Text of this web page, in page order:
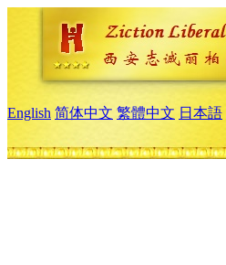
English 简体中文 繁體中文 日本語